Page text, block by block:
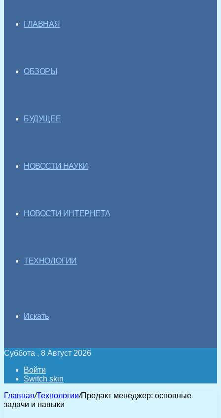
ГЛАВНАЯ
ОБЗОРЫ
БУДУЩЕЕ
НОВОСТИ НАУКИ
НОВОСТИ ИНТЕРНЕТА
ТЕХНОЛОГИИ
Искать
Суббота , 8 Август 2026
Войти
Switch skin
Главная/Технологии/Продакт менеджер: основные
задачи и навыки